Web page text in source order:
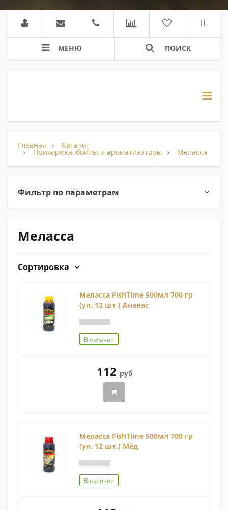
МЕНЮ ПОИСК
Главная Каталог
Прикормка, бойлы и ароматизаторы Меласса
Фильтр по параметрам
Меласса
Сортировка
Меласса FishTime 500мл 700 гр
(уп. 12 шт.) Ананас
В наличии
112 руб
Меласса FishTime 500мл 700 гр
(уп. 12 шт.) Мёд
В наличии